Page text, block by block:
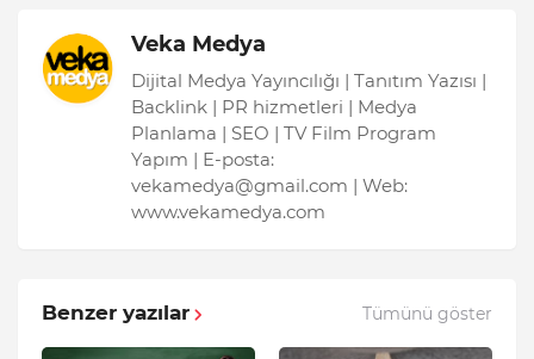
Veka Medya
Dijital Medya Yayıncılığı | Tanıtım Yazısı |
Backlink | PR hizmetleri | Medya
Planlama | SEO | TV Film Program
Yapım | E-posta:
vekamedya@gmail.com | Web:
www.vekamedya.com
Benzer yazılar Tümünü göster